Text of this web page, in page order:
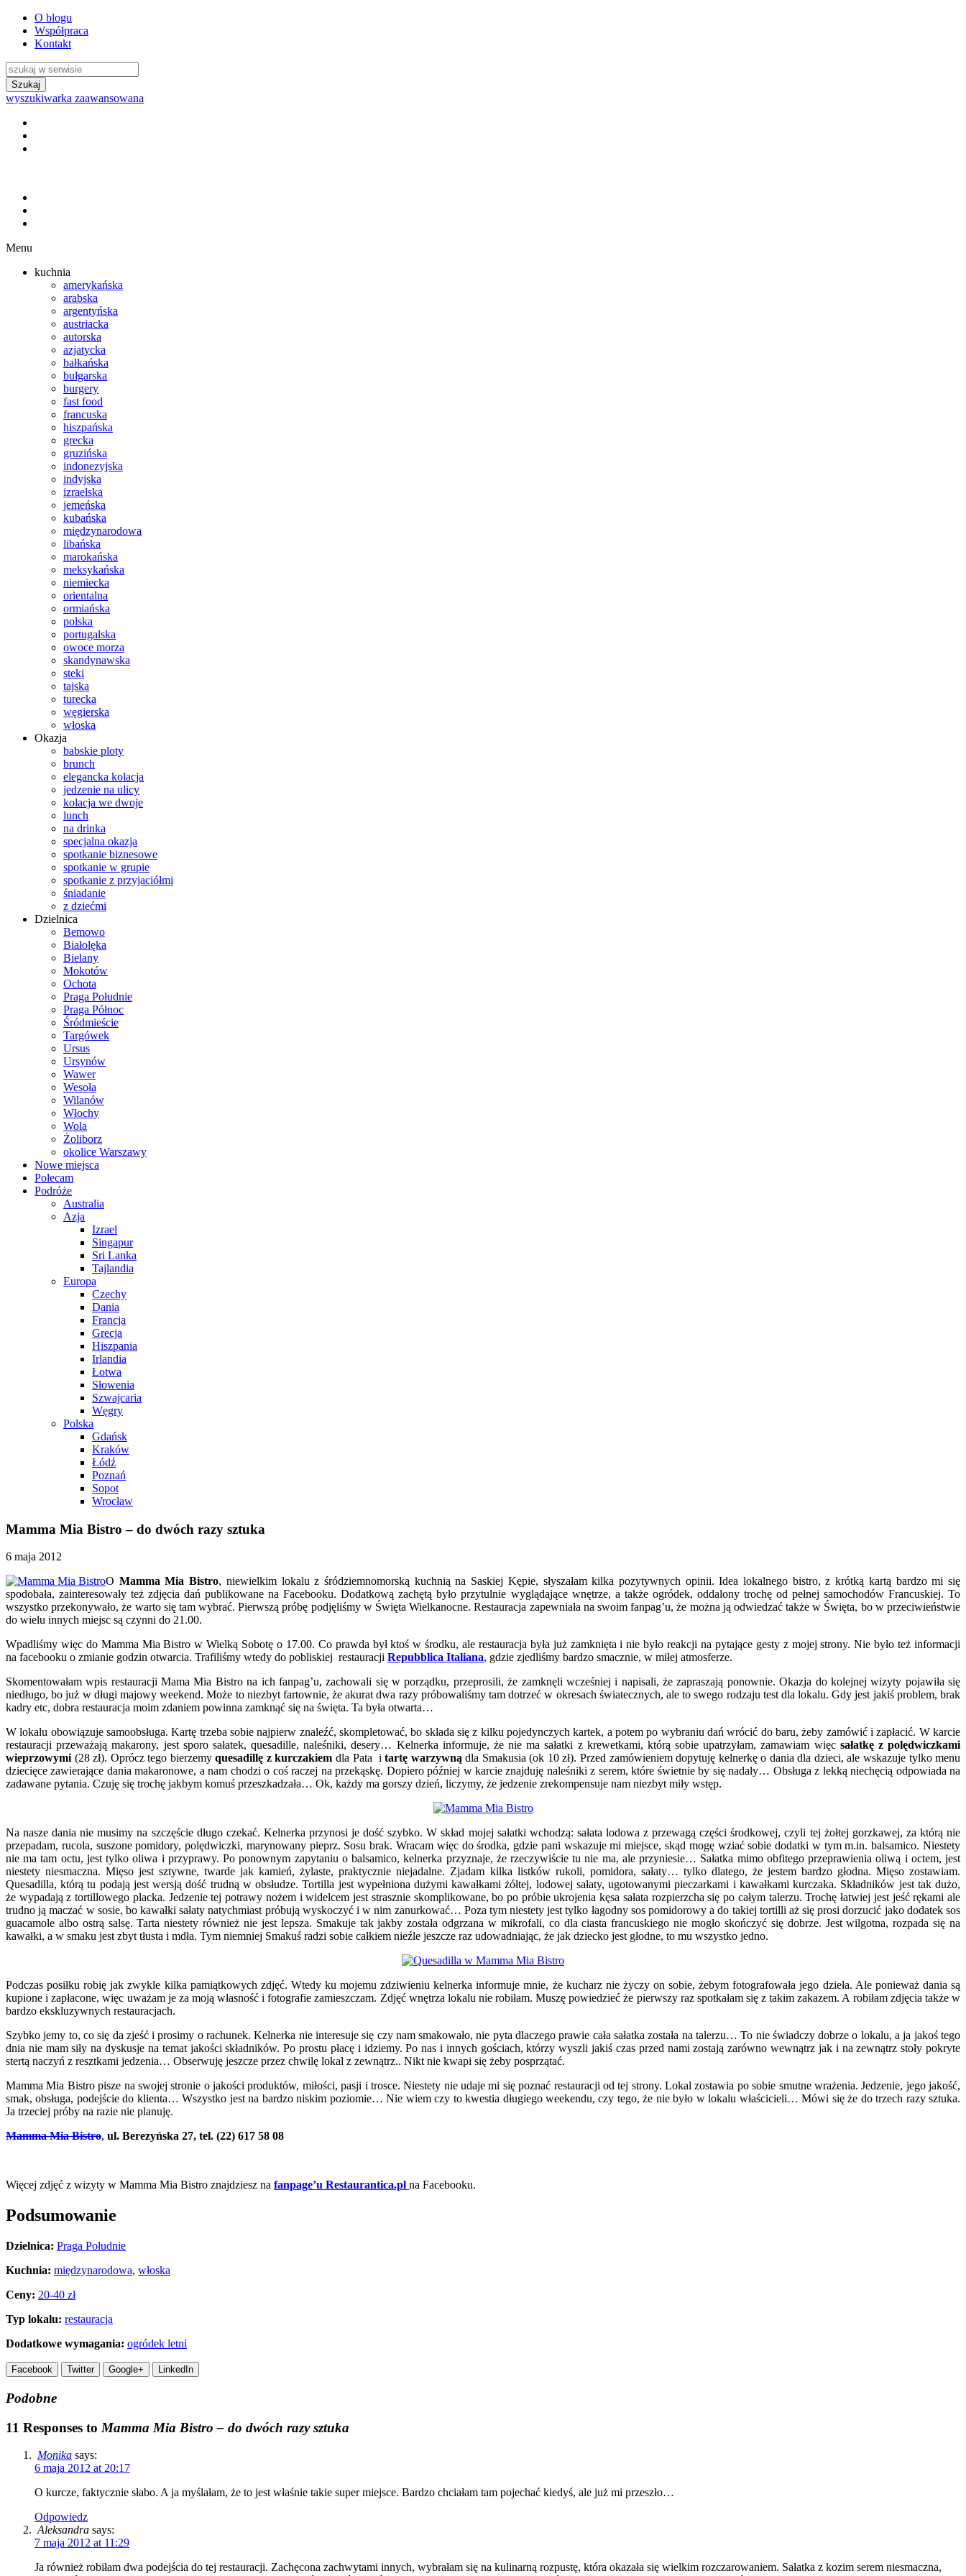
O blogu
Współpraca
Kontakt
wyszukiwarka zaawansowana
Menu
kuchnia
amerykańska
arabska
argentyńska
austriacka
autorska
azjatycka
bałkańska
bułgarska
burgery
fast food
francuska
hiszpańska
grecka
gruzińska
indonezyjska
indyjska
izraelska
jemeńska
kubańska
międzynarodowa
libańska
marokańska
meksykańska
niemiecka
orientalna
ormiańska
polska
portugalska
owoce morza
skandynawska
steki
tajska
turecka
węgierska
włoska
Okazja
babskie ploty
brunch
elegancka kolacja
jedzenie na ulicy
kolacja we dwoje
lunch
na drinka
specjalna okazja
spotkanie biznesowe
spotkanie w grupie
spotkanie z przyjaciółmi
śniadanie
z dziećmi
Dzielnica
Bemowo
Białolęka
Bielany
Mokotów
Ochota
Praga Południe
Praga Północ
Śródmieście
Targówek
Ursus
Ursynów
Wawer
Wesoła
Wilanów
Włochy
Wola
Żoliborz
okolice Warszawy
Nowe miejsca
Polecam
Podróże
Australia
Azja
Izrael
Singapur
Sri Lanka
Tajlandia
Europa
Czechy
Dania
Francja
Grecja
Hiszpania
Irlandia
Łotwa
Słowenia
Szwajcaria
Węgry
Polska
Gdańsk
Kraków
Łódź
Poznań
Sopot
Wrocław
Mamma Mia Bistro – do dwóch razy sztuka
6 maja 2012
O Mamma Mia Bistro, niewielkim lokalu z śródziemnomorską kuchnią na Saskiej Kępie, słyszałam kilka pozytywnych opinii. Idea lokalnego bistro, z krótką kartą bardzo mi się
spodobała, zainteresowały też zdjęcia dań publikowane na Facebooku. Dodatkową zachętą było przytulnie wyglądające wnętrze, a także ogródek, oddalony trochę od pełnej samochodów Francuskiej. To
wszystko przekonywało, że warto się tam wybrać. Pierwszą próbę podjęliśmy w Święta Wielkanocne. Restauracja zapewniała na swoim fanpag’u, że można ją odwiedzać także w Święta, bo w przeciwieństwie
do wielu innych miejsc są czynni do 21.00.
Wpadliśmy więc do Mamma Mia Bistro w Wielką Sobotę o 17.00. Co prawda był ktoś w środku, ale restauracja była już zamknięta i nie było reakcji na pytające gesty z mojej strony. Nie było też informacji
na facebooku o zmianie godzin otwarcia. Trafiliśmy wtedy do pobliskiej restauracji Repubblica Italiana, gdzie zjedliśmy bardzo smacznie, w miłej atmosferze.
Skomentowałam wpis restauracji Mama Mia Bistro na ich fanpag’u, zachowali się w porządku, przeprosili, że zamknęli wcześniej i napisali, że zapraszają ponownie. Okazja do kolejnej wizyty pojawiła się
niedługo, bo już w długi majowy weekend. Może to niezbyt fartownie, że akurat dwa razy próbowaliśmy tam dotrzeć w okresach światecznych, ale to swego rodzaju test dla lokalu. Gdy jest jakiś problem, brak
kadry etc, dobra restauracja moim zdaniem powinna zamknąć się na święta. Ta była otwarta…
W lokalu obowiązuje samoobsługa. Kartę trzeba sobie najpierw znaleźć, skompletować, bo składa się z kilku pojedynczych kartek, a potem po wybraniu dań wrócić do baru, żeby zamówić i zapłacić. W karcie
restauracji przeważają makarony, jest sporo sałatek, quesadille, naleśniki, desery… Kelnerka informuje, że nie ma sałatki z krewetkami, którą sobie upatrzyłam, zamawiam więc sałatkę z polędwiczkami
wieprzowymi (28 zł). Oprócz tego bierzemyquesadillę z kurczakiem dla Pata itartę warzywnądla Smakusia (ok 10 zł). Przed zamówieniem dopytuję kelnerkę o dania dla dzieci, ale wskazuje tylko menu
dziecięce zawierające dania makaronowe, a nam chodzi o coś raczej na przekąskę. Dopiero później w karcie znajduję naleśniki z serem, które świetnie by się nadały… Obsługa z lekką niechęcią odpowiada na
zadawane pytania. Czuję się trochę jakbym komuś przeszkadzała… Ok, każdy ma gorszy dzień, liczymy, że jedzenie zrekompensuje nam niezbyt miły wstęp.
Na nasze dania nie musimy na szczęście długo czekać. Kelnerka przynosi je dość szybko. W skład mojej sałatki wchodzą: sałata lodowa z przewagą części środkowej, czyli tej żołtej gorzkawej, za którą nie
przepadam, rucola, suszone pomidory, polędwiczki, marynowany pieprz. Sosu brak. Wracam więc do środka, gdzie pani wskazuje mi miejsce, skąd mogę wziać sobie dodatki w tym m.in. balsamico. Niestety
nie ma tam octu, jest tylko oliwa i przyprawy. Po ponownym zapytaniu o balsamico, kelnerka przyznaje, że rzeczywiście tu nie ma, ale przyniesie… Sałatka mimo obfitego przeprawienia oliwą i octem, jest
niestety niesmaczna. Mięso jest sztywne, twarde jak kamień, żylaste, praktycznie niejadalne. Zjadam kilka listków rukoli, pomidora, sałaty… tylko dlatego, że jestem bardzo głodna. Mięso zostawiam.
Quesadilla, którą tu podają jest wersją dość trudną w obsłudze. Tortilla jest wypełniona dużymi kawałkami żółtej, lodowej sałaty, ugotowanymi pieczarkami i kawałkami kurczaka. Składników jest tak dużo,
że wypadają z tortillowego placka. Jedzenie tej potrawy nożem i widelcem jest strasznie skomplikowane, bo po próbie ukrojenia kęsa sałata rozpierzcha się po całym talerzu. Trochę łatwiej jest jeść rękami ale
trudno ją maczać w sosie, bo kawałki sałaty natychmiast próbują wyskoczyć i w nim zanurkować… Poza tym niestety jest tylko łagodny sos pomidorowy a do takiej tortilli aż się prosi dorzucić jako dodatek sos
guacamole albo ostrą salsę. Tarta niestety również nie jest lepsza. Smakuje tak jakby została odgrzana w mikrofali, co dla ciasta francuskiego nie mogło skończyć się dobrze. Jest wilgotna, rozpada się na
kawałki, a w smaku jest zbyt tłusta i mdła. Tym niemniej Smakuś radzi sobie całkiem nieźle jeszcze raz udowadniając, że jak dziecko jest głodne, to mu wszystko jedno.
Podczas posiłku robię jak zwykle kilka pamiątkowych zdjęć. Wtedy ku mojemu zdziwieniu kelnerka informuje mnie, że kucharz nie życzy on sobie, żebym fotografowała jego dzieła. Ale ponieważ dania są
kupione i zapłacone, więc uważam je za moją własność i fotografie zamieszczam. Zdjęć wnętrza lokalu nie robiłam. Muszę powiedzieć że pierwszy raz spotkałam się z takim zakazem. A robiłam zdjęcia także w
bardzo ekskluzywnych restauracjach.
Szybko jemy to, co się da zjeść i prosimy o rachunek. Kelnerka nie interesuje się czy nam smakowało, nie pyta dlaczego prawie cała sałatka została na talerzu… To nie świadczy dobrze o lokalu, a ja jakoś tego
dnia nie mam siły na dyskusje na temat jakości składników. Po prostu płacę i idziemy. Po nas i innych gościach, którzy wyszli jakiś czas przed nami zostają zarówno wewnątrz jak i na zewnątrz stoły pokryte
stertą naczyń z resztkami jedzenia… Obserwuję jeszcze przez chwilę lokal z zewnątrz.. Nikt nie kwapi się żeby posprzątać.
Mamma Mia Bistro pisze na swojej stronie o jakości produktów, miłości, pasji i trosce. Niestety nie udaje mi się poznać restauracji od tej strony. Lokal zostawia po sobie smutne wrażenia. Jedzenie, jego jakość,
smak, obsługa, podejście do klienta… Wszystko jest na bardzo niskim poziomie… Nie wiem czy to kwestia długiego weekendu, czy tego, że nie było w lokalu właścicieli… Mówi się że do trzech razy sztuka.
Ja trzeciej próby na razie nie planuję.
Mamma Mia Bistro, ul. Berezyńska 27, tel. (22) 617 58 08
Więcej zdjęć z wizyty w Mamma Mia Bistro znajdziesz na fanpage’u Restaurantica.pl na Facebooku.
Podsumowanie
Dzielnica: Praga Południe
Kuchnia: międzynarodowa, włoska
Ceny: 20-40 zł
Typ lokalu: restauracja
Dodatkowe wymagania: ogródek letni
Facebook Twitter Google+ LinkedIn
Podobne
11 Responses to Mamma Mia Bistro – do dwóch razy sztuka
Monika says:
6 maja 2012 at 20:17
O kurcze, faktycznie słabo. A ja myślałam, że to jest właśnie takie super miejsce. Bardzo chciałam tam pojechać kiedyś, ale już mi przeszło…
Odpowiedz
Aleksandra says:
7 maja 2012 at 11:29
Ja również robiłam dwa podejścia do tej restauracji. Zachęcona zachwytami innych, wybrałam się na kulinarną rozpustę, która okazała się wielkim rozczarowaniem. Sałatka z kozim serem niesmaczna,